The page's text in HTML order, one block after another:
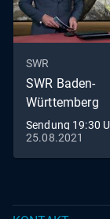
SWR
SWR Baden-
Württemberg
Sendung 19:30
25.8.2021
25.08.2021